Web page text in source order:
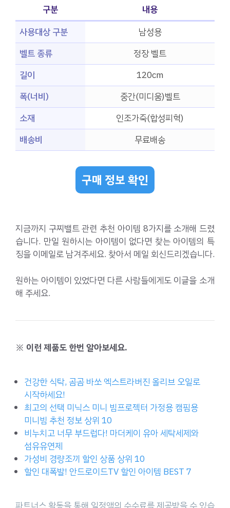
구분
내용
사용대상 구분
남성용
벨트 종류
정장 벨트
길이
120cm
폭(너비)
중간(미디움)벨트
소재
인조가죽(합성피혁)
배송비
무료배송
구매 정보 확인
지금까지 구찌밸트 관련 추천 아이템 8가지를 소개해 드렸
습니다. 만일 원하시는 아이템이 없다면 찾는 아이템의 특
징을 이메일로 남겨주세요. 찾아서 메일 회신드리겠습니다.
원하는 아이템이 있었다면 다른 사람들에게도 이글을 소개
해 주세요.
※ 이런 제품도 한번 알아보세요.
건강한 식탁, 곰곰 바쏘 엑스트라버진 올리브 오일로
시작하세요!
최고의 선택 미닉스 미니 빔프로젝터 가정용 캠핌용
미니빔 추천 정보 상위 10
비누치고 너무 부드럽다! 마더케이 유아 세탁세제와
섬유유연제
가성비 경량조끼 할인 상품 상위 10
할인 대폭발! 안드로이드TV 할인 아이템 BEST 7